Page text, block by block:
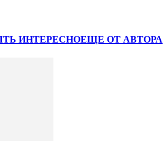
ИНТЕРЕСНОЕЩЕ ОТ АВТОРА